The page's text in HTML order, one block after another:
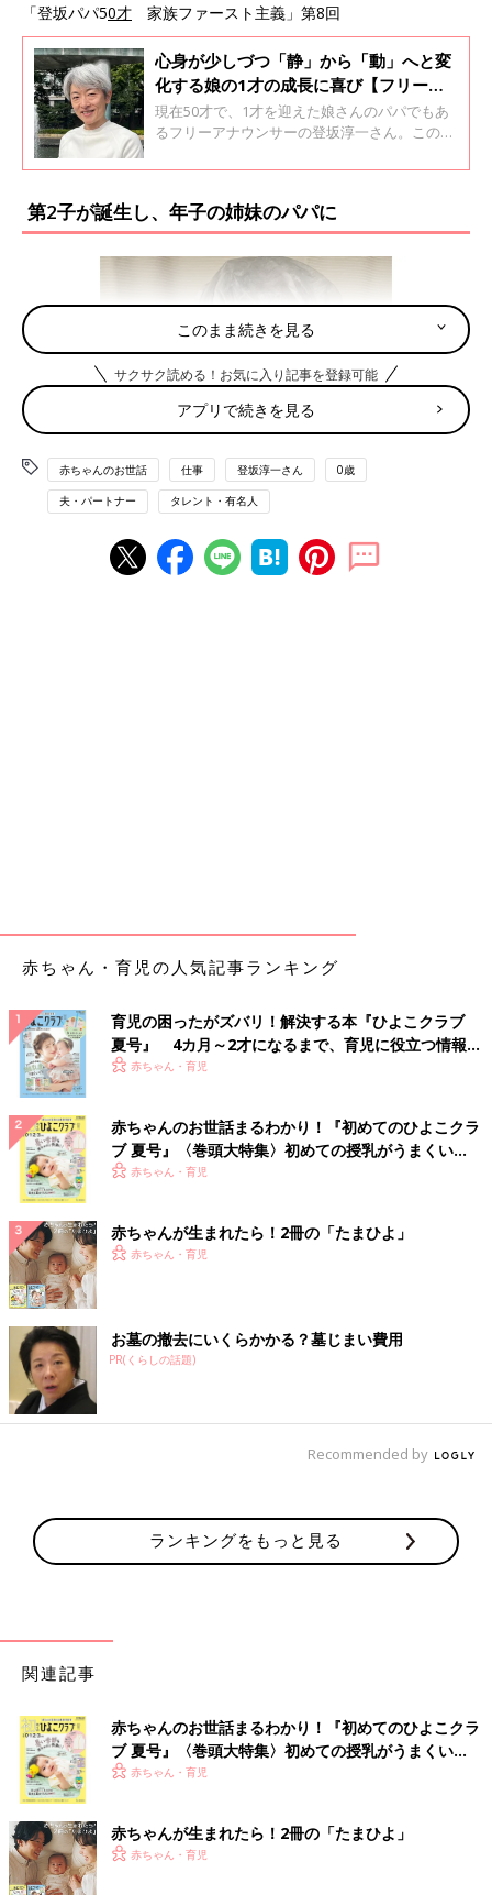
「登坂パパ50才 家族ファースト主義」第8回
心身が少しづつ「静」から「動」へと変
化する娘の1才の成長に喜び【フリーア
ナ・登坂淳一】
現在50才で、1才を迎えた娘さんのパパでもあ
るフリーアナウンサーの登坂淳一さん。この連
パパとしての思いなどを登坂さんの本人の言葉
んが1才になって思うこと。パパになってこの1
年で、どんな変化があったのでしょうか。「登
坂パパ50才 家族ファースト主義」第7回
第2子が誕生し、年子の姉妹のパパに
ものですよ」と、声をかけられ、不思議とその言葉がすっと腑
秋に第2子の妊娠がわかり、そこからは長女の時の経験を参考に
しながら過ごしました。妻の懸念は第１子の時に長く続いた
り。
6週から13週までつわりで苦しみ、それが再びかもしれないと覚
悟しているようでした。幸いにも第１子よりは短い期間で終わり
ましたが、それでもつらさというのは変わらないだろうし、男性
は見守ることしかできないと今回も感じました。
出産までの間、妻は長女の時よりいろいろと動くことができ、元
気で過ごせましたが、「抱っこできないのが寂しい」と話してい
ました。長女の成長を喜びながら、年子となる二女のことや、姉
妹をどのように育てていくか、夫婦で考えを巡らせました。１つ
決めたのは、生まれて１才を迎えるまでは、基本的に長女に経験
させたことは同じように二女にもさせようということでした。共
通する経験をさせることで姉妹それぞれがお互いの存在を感じて
くれたら、という願いからです。2人の個性を大事にしながら、
仲のいい姉妹に育てていきたいと、二女が生まれた日、暑いくら
いのの日ざしを浴びる東京の新緑を眺めながら思いました。
“いつもの”ものや慣れたこと、なじみの場所などは、心地よく感
て、“いつもの”に飽きてしまうこともありませんか？
NHK時代、転勤を何度か経験しました。“初めて”暮らす土地で、
ィブになりがちでした。私の場合、初任地の和歌山では、自分の
部屋から山が見えることに驚き、近所にコンビニがないことに不
安を覚えました。そんなこと？というもので、気持ちが、ぐらぐ
らしました。新たな環境で、未知という状況はそれこそ慣れるま
でが大変と感じました。
しかし、新たな環境に変化することが、いつもネガティブにさせ
このまま続きを見る
サクサク読める！お気に入り記事を登録可能
アプリで続きを見る
赤ちゃんのお世話 仕事 登坂淳一さん 0歳
夫・パートナー タレント・有名人
赤ちゃん・育児の人気記事ランキング
育児の困ったがズバリ！解決する本『ひよこクラブ
夏号』 4カ月～2才になるまで、育児に役立つ情報が
いっぱい！
赤ちゃん・育児
赤ちゃんのお世話まるわかり！『初めてのひよこクラ
ブ 夏号』〈巻頭大特集〉初めての授乳がうまくい
く！ おっぱい・ミルクの基本と夏のトラブル 解決テ
赤ちゃん・育児
赤ちゃんが生まれたら！2冊の「たまひよ」
赤ちゃん・育児
お墓の撤去にいくらかかる？墓じまい費用
PR(くらしの話題)
Recommended by
ランキングをもっと見る
関連記事
赤ちゃんのお世話まるわかり！『初めてのひよこクラ
ブ 夏号』〈巻頭大特集〉初めての授乳がうまくい
く！ おっぱい・ミルクの基本と夏のトラブル 解決テ
赤ちゃん・育児
赤ちゃんが生まれたら！2冊の「たまひよ」
赤ちゃん・育児